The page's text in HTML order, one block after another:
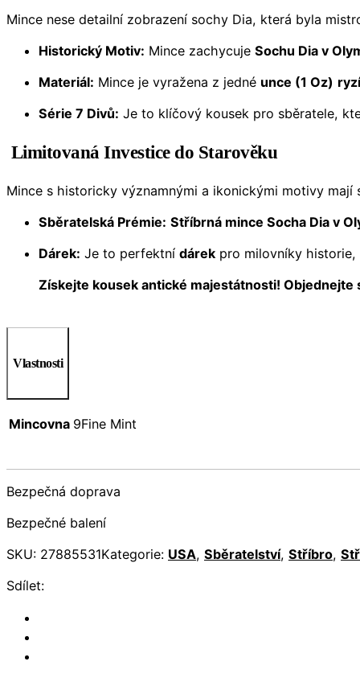
Mince nese detailní zobrazení sochy Dia, která byla
Historický Motiv: Mince zachycuje Sochu Dia v
Materiál: Mince je vyražena z jedné unce (1 Oz)
Série 7 Divů: Je to klíčový kousek pro sběratele,
Limitovaná Investice do Starověku
Mince s historicky významnými a ikonickými motivy mají
Sběratelská Prémie: Stříbrná mince Socha Dia v
Dárek: Je to perfektní dárek pro milovníky historie,
Získejte kousek antické majestátnosti! Objednejte
Vlastnosti
Mincovna 9Fine Mint
Bezpečná doprava
Bezpečné balení
SKU: 27885531Kategorie: USA, Sběratelství, Stříbro,
Sdílet: